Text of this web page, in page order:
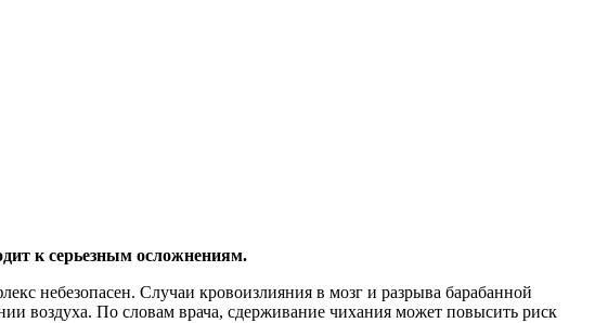
к серьезным осложнениям.
небезопасен. Случаи кровоизлияния в мозг и разрыва барабанной
воздуха. По словам врача, сдерживание чихания может повысить риск